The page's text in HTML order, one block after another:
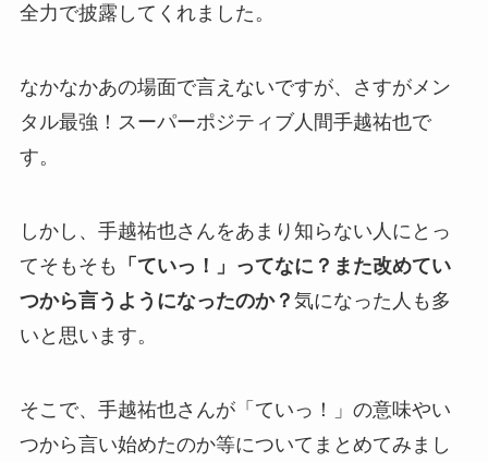
全力で披露してくれました。
なかなかあの場面で言えないですが、さすがメン
タル最強！スーパーポジティブ人間手越祐也で
す。
しかし、手越祐也さんをあまり知らない人にとっ
てそもそも
「ていっ！」ってなに？また改めてい
つから言うようになったのか？ 気になった人も多
いと思います。
そこで、手越祐也さんが「ていっ！」の意味やい
つから言い始めたのか等についてまとめてみまし